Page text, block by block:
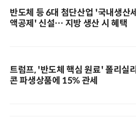
반도체 등 6대 첨단산업 '국내생산세
액공제' 신설… 지방 생산 시 혜택
트럼프, '반도체 핵심 원료' 폴리실리
콘 파생상품에 15% 관세